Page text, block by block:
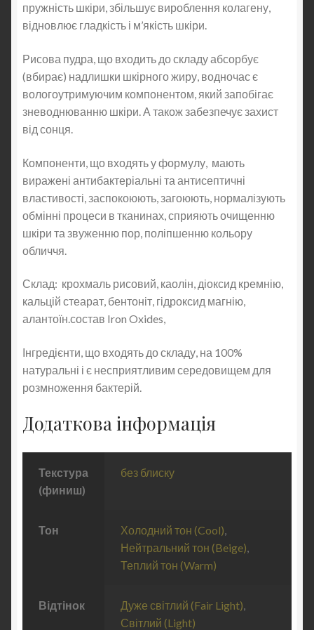
пружність шкіри, збільшує вироблення колагену,
відновлює гладкість і м’якість шкіри.
Рисова пудра, що входить до складу абсорбує
(вбирає) надлишки шкірного жиру, водночас є
вологоутримуючим компонентом, який запобігає
зневоднюванню шкіри. А також забезпечує захист
від сонця.
Компоненти, що входять у формулу, мають
виражені антибактеріальні та антисептичні
властивості, заспокоюють, загоюють, нормалізують
обмінні процеси в тканинах, сприяють очищенню
шкіри та звуженню пор, поліпшенню кольору
обличчя.
Склад: крохмаль рисовий, каолін, діоксид кремнію,
кальцій стеарат, бентоніт, гідроксид магнію,
алантоїн.состав Iron Oxides,
Інгредієнти, що входять до складу, на 100%
натуральні і є несприятливим середовищем для
розмноження бактерій.
Додаткова інформація
Текстура
(финиш)
без блиску
Тон Холодний тон (Cool)
Нейтральний тон (Beige)
Теплий тон (Warm)
Відтінок Дуже світлий (Fair Light)
Світлий (Light)